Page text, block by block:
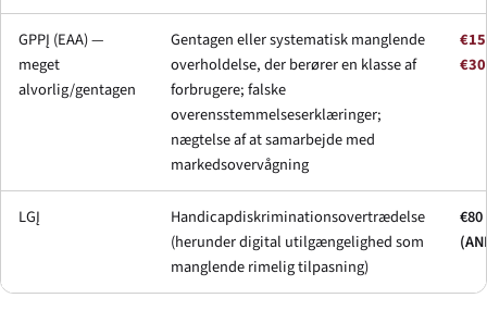
GPPĮ (EAA) —
meget
alvorlig/gentagen
Gentagen eller systematisk manglende
overholdelse, der berører en klasse af
forbrugere; falske
overensstemmelseserklæringer;
nægtelse af at samarbejde med
markedsovervågning
LGĮ
Handicapdiskriminationsovertrædelse
(herunder digital utilgængelighed som
manglende rimelig tilpasning)
€80